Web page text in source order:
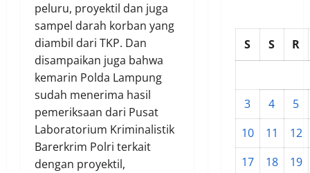
peluru, proyektil dan juga
sampel darah korban yang
diambil dari TKP. Dan
disampaikan juga bahwa
kemarin Polda Lampung
sudah menerima hasil
pemeriksaan dari Pusat
Laboratorium Kriminalistik
Barerkrim Polri terkait
dengan proyektil,
S S R
3 4
5
10
11
12
17
18
19